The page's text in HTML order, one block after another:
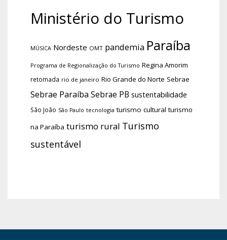
Ministério do Turismo
MÚSICA Nordeste OMT pandemia Paraíba
Programa de Regionalização do Turismo Regina Amorim
retomada rio de janeiro Rio Grande do Norte Sebrae
Sebrae Paraíba Sebrae PB sustentabilidade
São João São Paulo tecnologia turismo cultural turismo
na Paraíba turismo rural Turismo
sustentável